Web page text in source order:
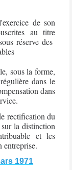
de son
au titre
réserve des
sous la forme,
dans le
dans
rectification du
la distinction
et les
entreprise.
1971